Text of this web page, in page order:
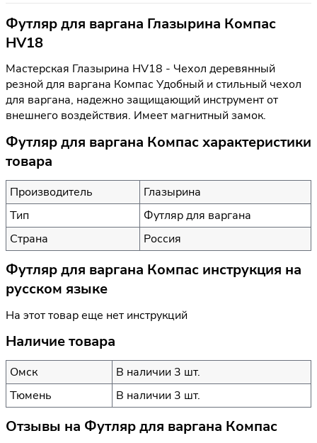
Футляр для варгана Глазырина Компас
HV18
Мастерская Глазырина HV18 - Чехол деревянный
резной для варгана Компас Удобный и стильный чехол
для варгана, надежно защищающий инструмент от
внешнего воздействия. Имеет магнитный замок.
Футляр для варгана Компас характеристики
товара
Производитель
Глазырина
Тип
Футляр для варгана
Страна
Россия
Футляр для варгана Компас инструкция на
русском языке
На этот товар еще нет инструкций
Наличие товара
Омск
В наличии 3 шт.
Тюмень
В наличии 3 шт.
Отзывы на Футляр для варгана Компас